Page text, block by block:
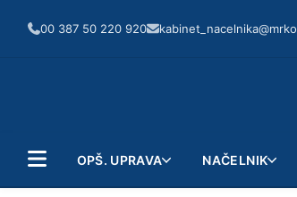
00 387 50 220 920
OPŠ. UPRAVA NAČELNIK